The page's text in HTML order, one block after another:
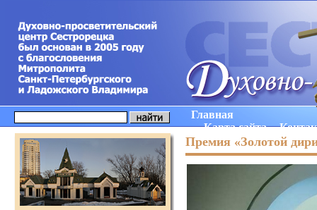
Главная
Карта сайта
Премия «Золотой